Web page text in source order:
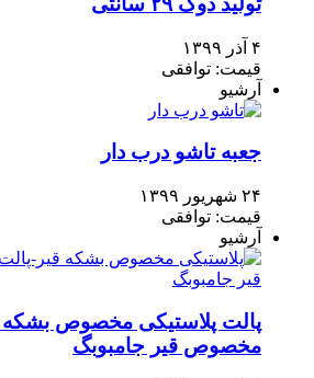
۴ آذر ۱۳۹۹
قیمت: توافقی
آرشیو
جعبه تاشو درب دار
۲۴ شهریور ۱۳۹۹
قیمت: توافقی
آرشیو
پالت پلاستیکی مخصوص بشکه
مخصوص قیر جامبوبگ